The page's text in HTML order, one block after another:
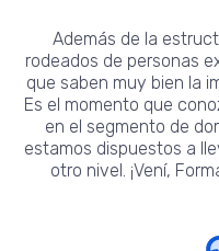
Además de la
rodeados de personas
que saben muy bien la
Es el momento que
en el segmento de
estamos dispuestos a
otro nivel. ¡Vení,